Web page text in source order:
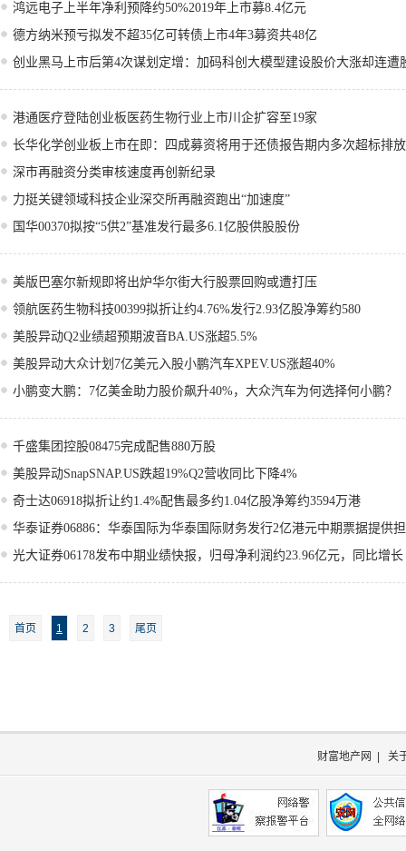
鸿远电子上半年净利预降约50%2019年上市募8.4亿元
德方纳米预亏拟发不超35亿可转债上市4年3募资共48亿
创业黑马上市后第4次谋划定增：加码科创大模型建设股价大涨却连遭
港通医疗登陆创业板医药生物行业上市川企扩容至19家
长华化学创业板上市在即：四成募资将用于还债报告期内多次超标排放
深市再融资分类审核速度再创新纪录
力挺关键领域科技企业深交所再融资跑出“加速度”
国华00370拟按“5供2”基准发行最多6.1亿股供股股份
美版巴塞尔新规即将出炉华尔街大行股票回购或遭打压
领航医药生物科技00399拟折让约4.76%发行2.93亿股净筹约580
美股异动Q2业绩超预期波音BA.US涨超5.5%
美股异动大众计划7亿美元入股小鹏汽车XPEV.US涨超40%
小鹏变大鹏：7亿美金助力股价飙升40%，大众汽车为何选择何小鹏？
千盛集团控股08475完成配售880万股
美股异动SnapSNAP.US跌超19%Q2营收同比下降4%
奇士达06918拟折让约1.4%配售最多约1.04亿股净筹约3594万港
华泰证券06886：华泰国际为华泰国际财务发行2亿港元中期票据提供
光大证券06178发布中期业绩快报，归母净利润约23.96亿元，同比增长
首页 1 2 3 尾页
财富地产网 关